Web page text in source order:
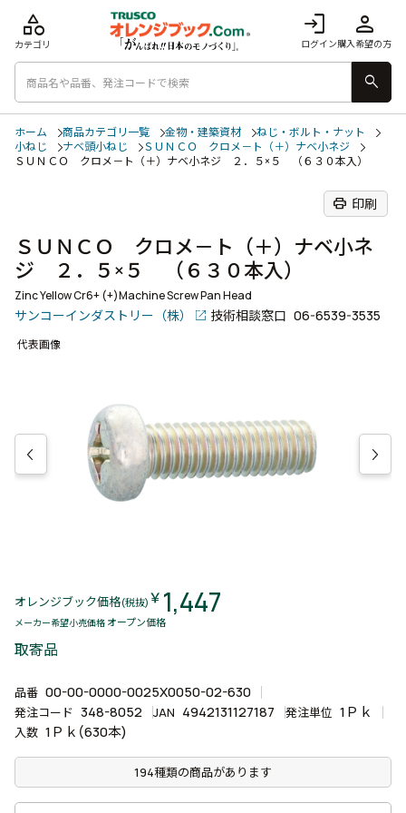
login
ログイン
person
購入希望の方
category
カテゴリ
search
ホーム 商品カテゴリ一覧 金物・建築資材
ねじ・ボルト・ナット
小ねじ
ナベ頭小ねじ
ＳＵＮＣＯ クロメ－ト（＋）ナベ小ネジ
ＳＵＮＣＯ クロメ－ト（＋）ナベ小ネジ ２．５×５ （６３０本入）
print 印刷
ＳＵＮＣＯ クロメ－ト（＋）ナベ小ネ
ジ ２．５×５ （６３０本入）
Zinc Yellow Cr6+ (+)Machine Screw Pan Head
サンコーインダストリー（株） 技術相談窓口 06-6539-3535
代表画像
オレンジブック価格(税抜) ￥ 1,447
メーカー希望小売価格 オープン価格
取寄品
品番 00-00-0000-0025X0050-02-630
発注コード 348-8052 JAN 4942131127187 発注単位 1Ｐｋ
入数 1Ｐｋ(630本)
194種類の商品があります